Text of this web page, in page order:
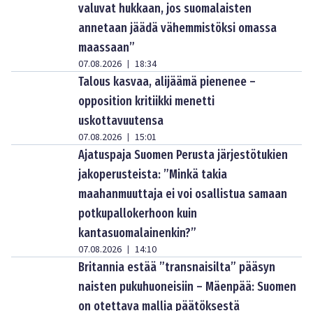
valuvat hukkaan, jos suomalaisten
annetaan jäädä vähemmistöksi omassa
maassaan”
07.08.2026 | 18:34
Talous kasvaa, alijäämä pienenee –
opposition kritiikki menetti
uskottavuutensa
07.08.2026 | 15:01
Ajatuspaja Suomen Perusta järjestötukien
jakoperusteista: ”Minkä takia
maahanmuuttaja ei voi osallistua samaan
potkupallokerhoon kuin
kantasuomalainenkin?”
07.08.2026 | 14:10
Britannia estää ”transnaisilta” pääsyn
naisten pukuhuoneisiin – Mäenpää: Suomen
on otettava mallia päätöksestä